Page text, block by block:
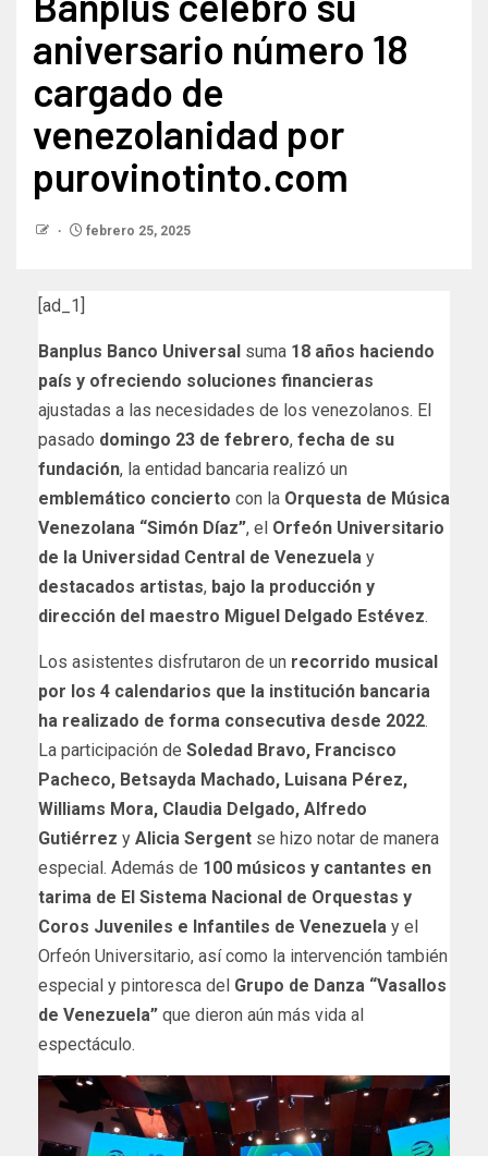
aniversario número 18
cargado de
venezolanidad por
purovinotinto.com
febrero 25, 2025
[ad_1]
Banplus Banco Universal suma 18 años haciendo
país y ofreciendo soluciones financieras
ajustadas a las necesidades de los venezolanos. El
pasado domingo 23 de febrero, fecha de su
fundación, la entidad bancaria realizó un
emblemático concierto con la Orquesta de Música
Venezolana “Simón Díaz”, el Orfeón Universitario
de la Universidad Central de Venezuela y
destacados artistas, bajo la producción y
dirección del maestro Miguel Delgado Estévez.
Los asistentes disfrutaron de un recorrido musical
por los 4 calendarios que la institución bancaria
ha realizado de forma consecutiva desde 2022.
La participación de Soledad Bravo, Francisco
Pacheco, Betsayda Machado, Luisana Pérez,
Williams Mora, Claudia Delgado, Alfredo
Gutiérrez y Alicia Sergent se hizo notar de manera
especial. Además de 100 músicos y cantantes en
tarima de El Sistema Nacional de Orquestas y
Coros Juveniles e Infantiles de Venezuela y el
Orfeón Universitario, así como la intervención también
especial y pintoresca del Grupo de Danza “Vasallos
de Venezuela” que dieron aún más vida al
espectáculo.